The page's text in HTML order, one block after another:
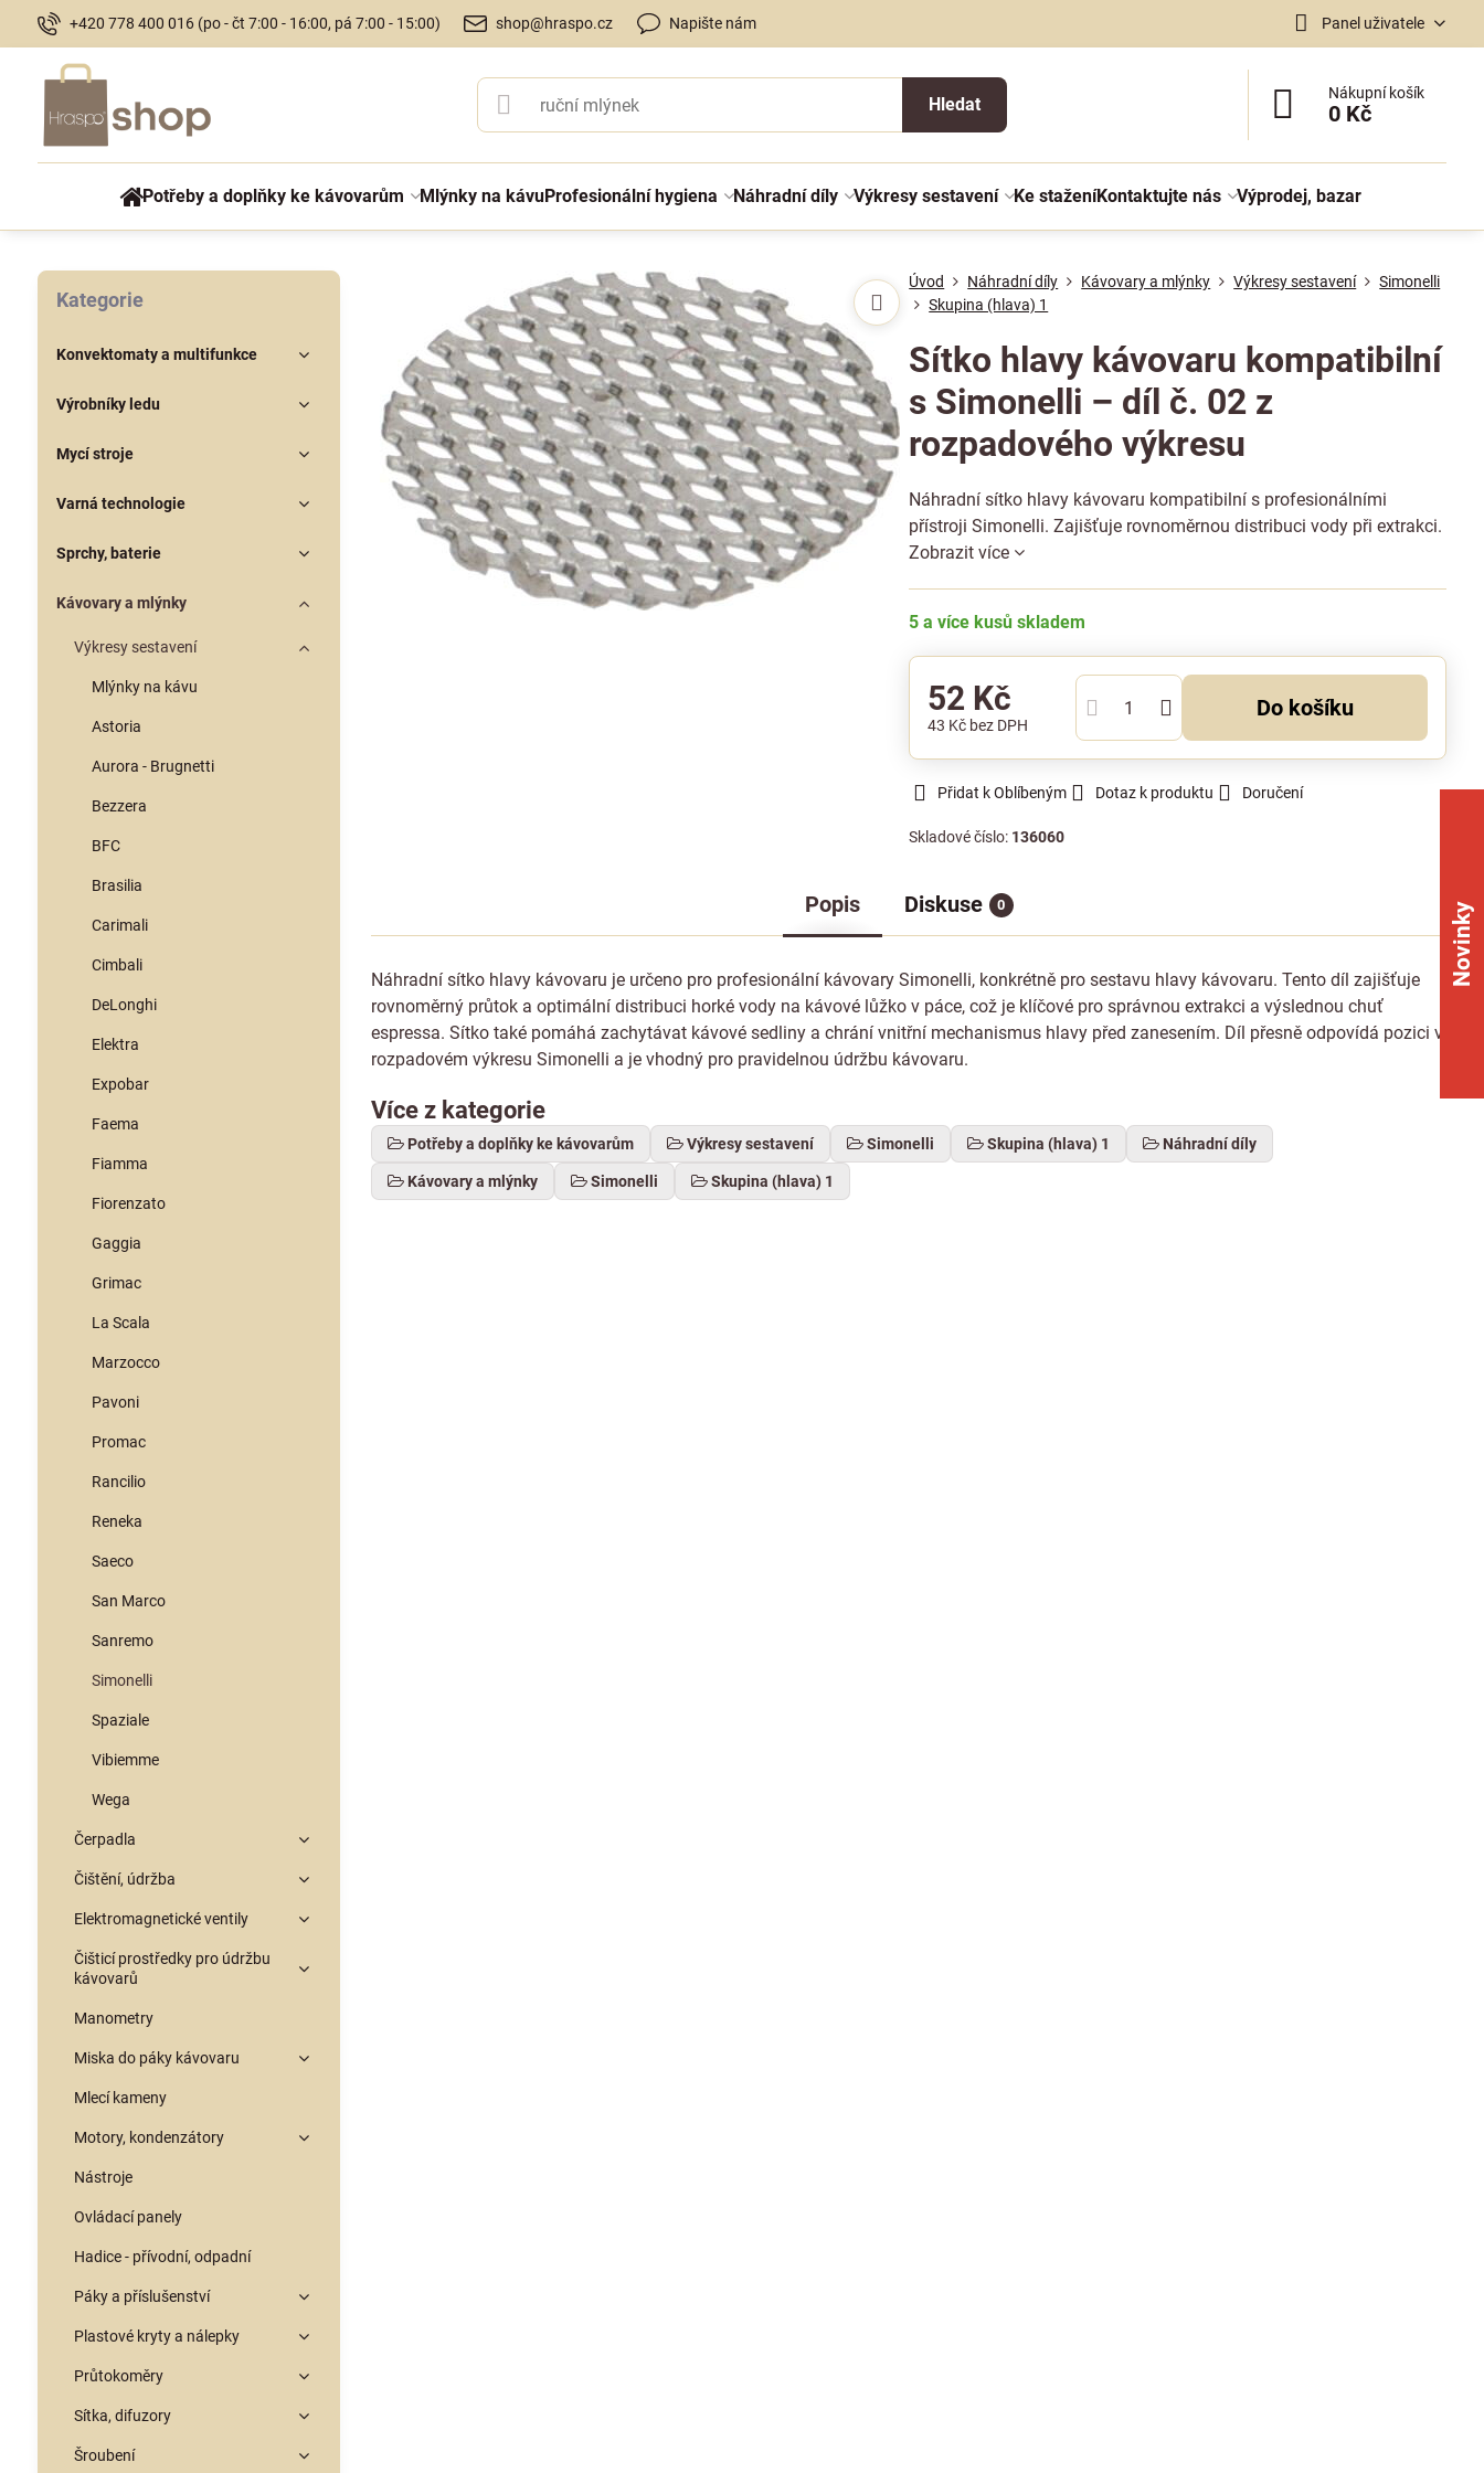
+420 778 400 016 (po - čt 7:00 - 16:00, pá 7:00 - 15:00) shop@hraspo.cz Napište nám Panel uživatele
Hledat
Nákupní košík
0 Kč
Potřeby a doplňky ke kávovarům Mlýnky na kávuProfesionální hygiena Náhradní díly Výkresy sestavení Ke staženíKontaktujte nás Výprodej, bazar
Úvod Náhradní díly Kávovary a mlýnky Výkresy sestavení
Simonelli
Skupina (hlava) 1
Sítko hlavy kávovaru kompatibilní
s Simonelli – díl č. 02 z
rozpadového výkresu
Náhradní sítko hlavy kávovaru kompatibilní s profesionálními
přístroji Simonelli. Zajišťuje rovnoměrnou distribuci vody při extrakci.
Zobrazit více
5 a více kusů skladem
52 Kč
43 Kč bez DPH
Do košíku
Přidat k Oblíbeným Dotaz k produktu Doručení
Skladové číslo: 136060
Popis Diskuse 0
Náhradní sítko hlavy kávovaru je určeno pro profesionální kávovary Simonelli, konkrétně pro sestavu hlavy kávovaru. Tento díl zajišťuje
rovnoměrný průtok a optimální distribuci horké vody na kávové lůžko v páce, což je klíčové pro správnou extrakci a výslednou chuť
espressa. Sítko také pomáhá zachytávat kávové sedliny a chrání vnitřní mechanismus hlavy před zanesením. Díl přesně odpovídá pozici v
rozpadovém výkresu Simonelli a je vhodný pro pravidelnou údržbu kávovaru.
Více z kategorie
Potřeby a doplňky ke kávovarům Výkresy sestavení Simonelli Skupina (hlava) 1 Náhradní díly
Kávovary a mlýnky Simonelli Skupina (hlava) 1
Kategorie
Konvektomaty a multifunkce
Výrobníky ledu
Mycí stroje
Varná technologie
Sprchy, baterie
Kávovary a mlýnky
Výkresy sestavení
Mlýnky na kávu
Astoria
Aurora - Brugnetti
Bezzera
BFC
Brasilia
Carimali
Cimbali
DeLonghi
Elektra
Expobar
Faema
Fiamma
Fiorenzato
Gaggia
Grimac
La Scala
Marzocco
Pavoni
Promac
Rancilio
Reneka
Saeco
San Marco
Sanremo
Simonelli
Spaziale
Vibiemme
Wega
Čerpadla
Čištění, údržba
Elektromagnetické ventily
Čišticí prostředky pro údržbu
kávovarů
Manometry
Miska do páky kávovaru
Mlecí kameny
Motory, kondenzátory
Nástroje
Ovládací panely
Hadice - přívodní, odpadní
Páky a příslušenství
Plastové kryty a nálepky
Průtokoměry
Sítka, difuzory
Šroubení
Novinky